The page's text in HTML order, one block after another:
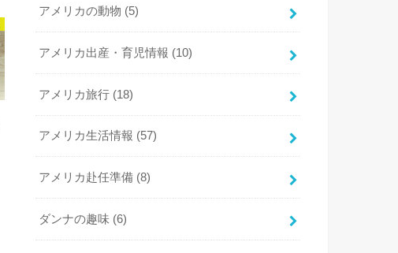
アメリカの動物 (5)
アメリカ出産・育児情報 (10)
アメリカ旅行 (18)
アメリカ生活情報 (57)
アメリカ赴任準備 (8)
ダンナの趣味 (6)